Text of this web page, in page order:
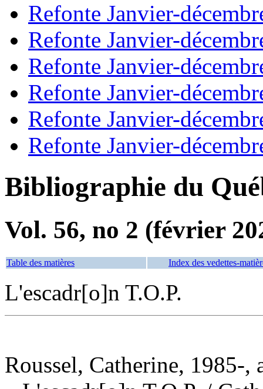
Refonte Janvier-
Refonte Janvier-
Refonte Janvier-
Refonte Janvier-
Refonte Janvier-
Refonte Janvier-
Bibliographie du
Vol. 56, no 2 (février
Table des matières Index des vedettes-
L'escadr[o]n T.O.P.
Roussel, Catherine, 1985-,